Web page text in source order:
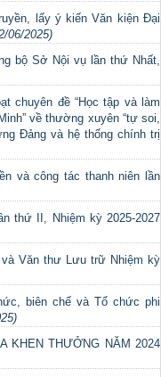
lấy ý kiến Văn kiện Đại
06/2025)
bộ Sở Nội vụ lần thứ Nhất,
chuyên đề “Học tập và làm
về thường xuyên “tự soi,
Đảng và hệ thống chính trị
và công tác thanh niên lần
thứ II, Nhiệm kỳ 2025-2027
Văn thư Lưu trữ Nhiệm kỳ
biên chế và Tổ chức phi
KHEN THƯỞNG NĂM 2024